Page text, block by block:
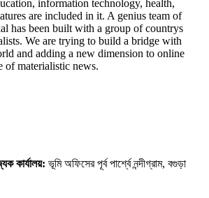
information technology, health,
are included in it. A genius team of
has been built with a group of countrys
We are trying to build a bridge with
and adding a new dimension to online
of materialistic news.
কার্যালয়: ভূমি অফিসের পূর্ব পার্শ্বে নন্দীগ্রাম, বগুড়া